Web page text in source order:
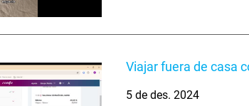
Viajar fuera de casa
5 de des. 2024